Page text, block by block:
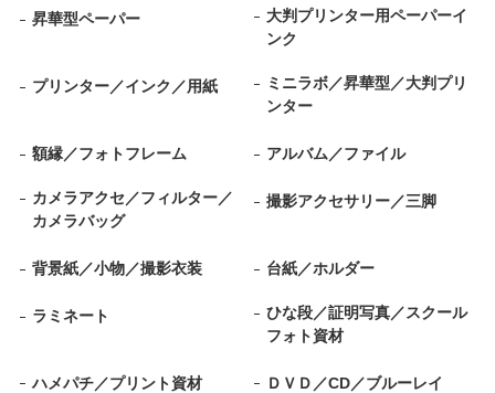
昇華型ペーパー
大判プリンター用ペーパーイ
ンク
プリンター／インク／用紙
ミニラボ／昇華型／大判プリ
ンター
額縁／フォトフレーム アルバム／ファイル
カメラアクセ／フィルター／
カメラバッグ
撮影アクセサリー／三脚
背景紙／小物／撮影衣装 台紙／ホルダー
ラミネート
ひな段／証明写真／スクール
フォト資材
ハメパチ／プリント資材 ＤＶＤ／CD／ブルーレイ